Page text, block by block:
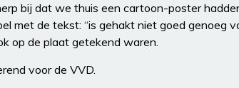
bij dat we thuis een cartoon-poster
met de tekst: “is gehakt niet goed genoeg
op de plaat getekend waren.
voor de VVD.